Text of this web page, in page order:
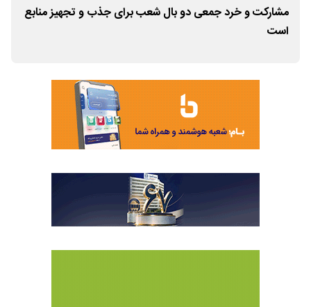
مشارکت و خرد جمعی دو بال شعب برای جذب و تجهیز منابع
است